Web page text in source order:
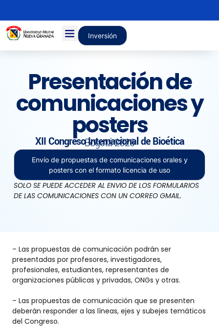
Inversión
Presentación de
comunicaciones y
posters
XII Congreso Internacional de Bioética
Bogotá 2026
Envío de propuestas de comunicaciones orales y
posters con el formato licencia de uso
SOLO SE PUEDE ACCEDER AL ENVIO DE LOS FORMULARIOS
DE LAS COMUNICACIONES CON UN CORREO GMAIL.
– Las propuestas de comunicación podrán ser
presentadas por profesores, investigadores,
profesionales, estudiantes, representantes de
organizaciones públicas y privadas, ONGs y otras.
– Las propuestas de comunicación que se presenten
deberán responder a las líneas, ejes y subejes temáticos
del Congreso.